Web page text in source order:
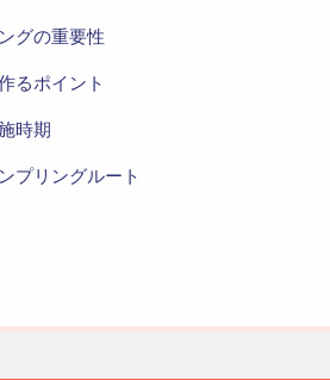
グの重要性
るポイント
時期
プリングルート